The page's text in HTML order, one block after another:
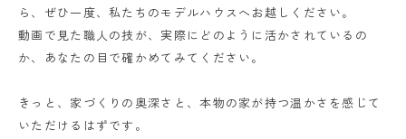
ら、ぜひ一度、私たちのモデルハウスへお越しください。
動画で見た職人の技が、実際にどのように活かされているの
か、あなたの目で確かめてみてください。
きっと、家づくりの奥深さと、本物の家が持つ温かさを感じて
いただけるはずです。